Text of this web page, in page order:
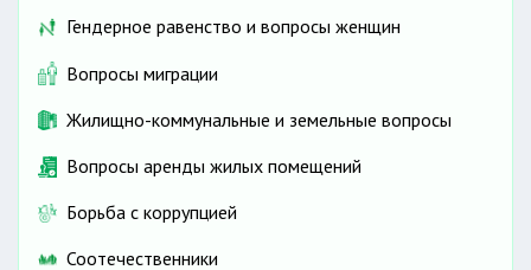
Гендерное равенство и вопросы женщин
Вопросы миграции
Жилищно-коммунальные и земельные вопросы
Вопросы аренды жилых помещений
Борьба с коррупцией
Соотечественники